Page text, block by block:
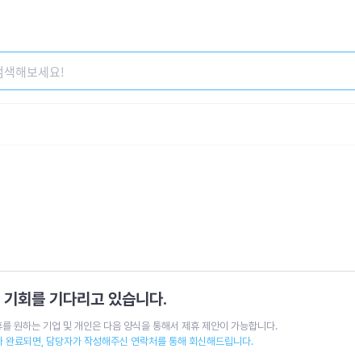
회를 기다리고 있습니다.
원하는 기업 및 개인은 다음 양식을 통해서 제휴 제안이 가능합니다.
완료되면, 담당자가 작성해주신 연락처를 통해 회신해드립니다.